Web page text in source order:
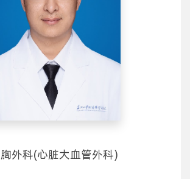
胸外科(心脏大血管外科)